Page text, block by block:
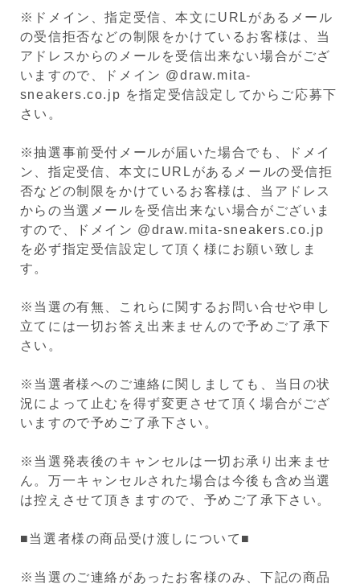
※ドメイン、指定受信、本文にURLがあるメール
の受信拒否などの制限をかけているお客様は、当
アドレスからのメールを受信出来ない場合がござ
いますので、ドメイン @draw.mita-
sneakers.co.jp を指定受信設定してからご応募下
さい。
※抽選事前受付メールが届いた場合でも、ドメイ
ン、指定受信、本文にURLがあるメールの受信拒
否などの制限をかけているお客様は、当アドレス
からの当選メールを受信出来ない場合がございま
すので、ドメイン @draw.mita-sneakers.co.jp
を必ず指定受信設定して頂く様にお願い致しま
す。
※当選の有無、これらに関するお問い合せや申し
立てには一切お答え出来ませんので予めご了承下
さい。
※当選者様へのご連絡に関しましても、当日の状
況によって止むを得ず変更させて頂く場合がござ
いますので予めご了承下さい。
※ 当選発表後のキャンセルは一切お承り出来ませ
ん。万一キャンセルされた場合は今後も含め当選
は控えさせて頂きますので、予めご了承下さい。
■当選者様の商品受け渡しについて■
※当選のご連絡があったお客様のみ、下記の商品